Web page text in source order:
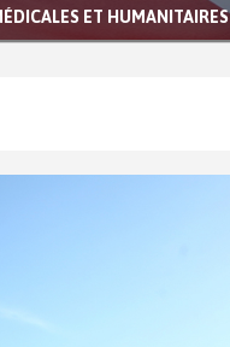
ET HUMANITAIRES